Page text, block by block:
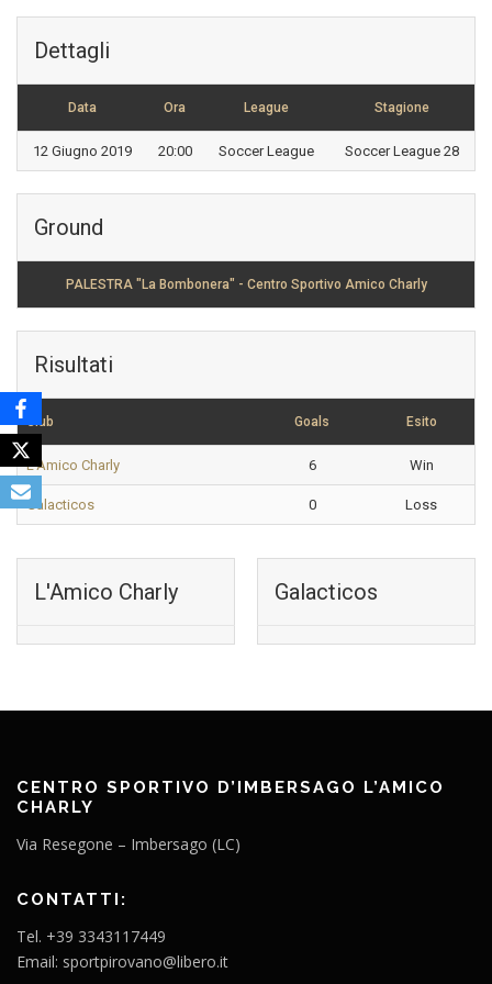
Dettagli
Data Ora League Stagione
12 Giugno 2019 20:00 Soccer League Soccer League 28
Ground
PALESTRA "La Bombonera" - Centro Sportivo Amico Charly
Risultati
Club Goals Esito
L'Amico Charly 6 Win
Galacticos 0 Loss
L'Amico Charly Galacticos
CENTRO SPORTIVO D’IMBERSAGO L’AMICO
CHARLY
Via Resegone – Imbersago (LC)
CONTATTI:
Tel. +39 3343117449
Email: sportpirovano@libero.it